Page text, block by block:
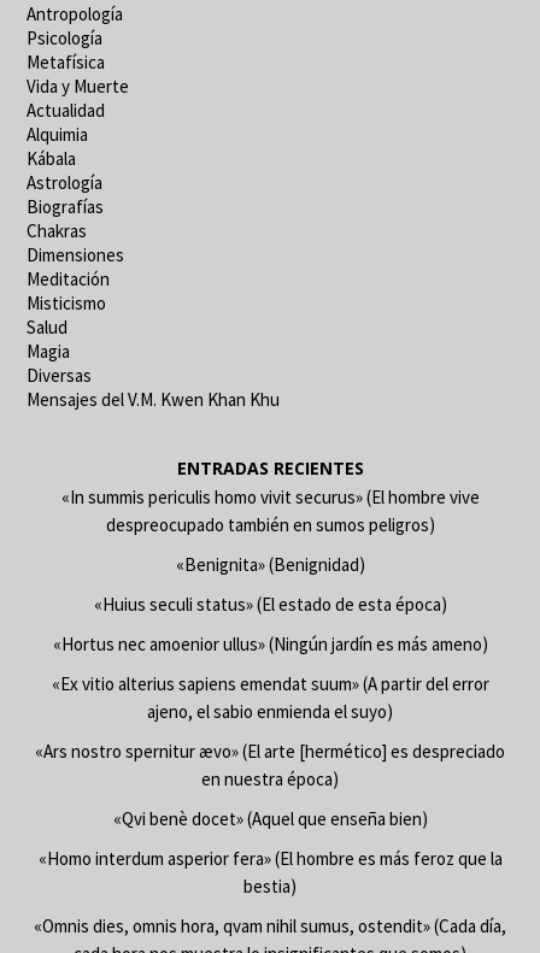
Antropología
Psicología
Metafísica
Vida y Muerte
Actualidad
Alquimia
Kábala
Astrología
Biografías
Chakras
Dimensiones
Meditación
Misticismo
Salud
Magia
Diversas
Mensajes del V.M. Kwen Khan Khu
ENTRADAS RECIENTES
«In summis periculis homo vivit securus» (El hombre vive
despreocupado también en sumos peligros)
«Benignita» (Benignidad)
«Huius seculi status» (El estado de esta época)
«Hortus nec amoenior ullus» (Ningún jardín es más ameno)
«Ex vitio alterius sapiens emendat suum» (A partir del error
ajeno, el sabio enmienda el suyo)
«Ars nostro spernitur ævo» (El arte [hermético] es despreciado
en nuestra época)
«Qvi benè docet» (Aquel que enseña bien)
«Homo interdum asperior fera» (El hombre es más feroz que la
bestia)
«Omnis dies, omnis hora, qvam nihil sumus, ostendit» (Cada día,